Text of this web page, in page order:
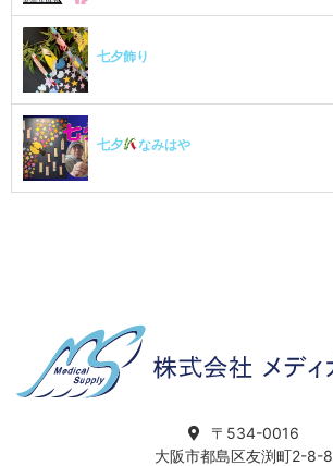
七夕飾り
七夕 なみはや
〒534-0016
大阪市都島区友渕町2-8-8